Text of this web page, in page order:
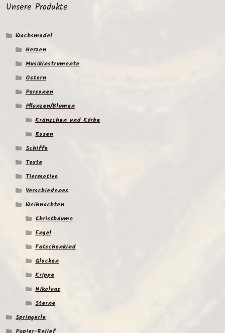
Unsere Produkte
Wachsmodel
Herzen
Musikinstrumente
Ostern
Personen
Pflanzen/Blumen
Kränzchen und Körbe
Rosen
Schiffe
Texte
Tiermotive
Verschiedenes
Weihnachten
Christbäume
Engel
Fatschenkind
Glocken
Krippe
Nikolaus
Sterne
Springerle